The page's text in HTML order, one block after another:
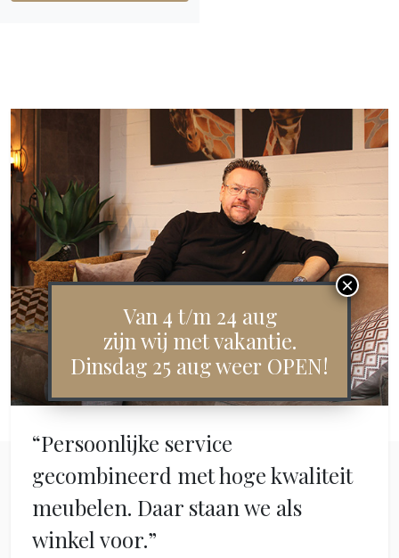
“Persoonlijke service
gecombineerd met hoge kwaliteit
meubelen. Daar staan we als
winkel voor.”
Van 4 t/m 24 aug
zijn wij met vakantie.
Dinsdag 25 aug weer OPEN!